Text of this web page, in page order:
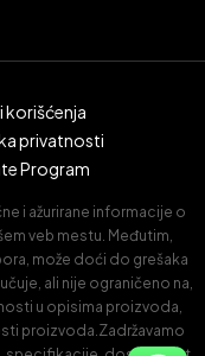
korišćenja
privatnosti
Program
i ažurirane informacije o
veb mestu. Međutim,
može doći do grešaka
ali nije ograničeno na,
u opisima proizvoda,
proizvoda.Zadržavamo